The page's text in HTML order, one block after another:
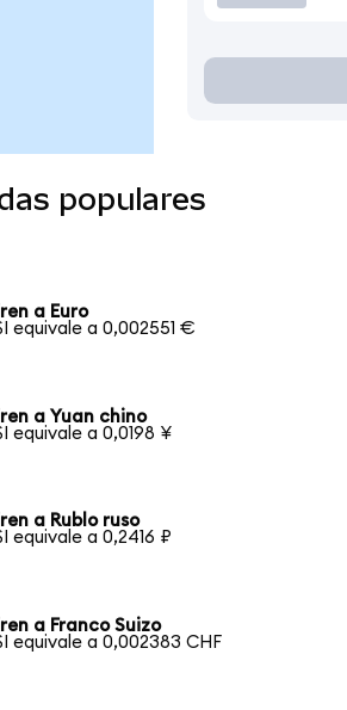
populares
a Euro
equivale a 0,002551 €
a Yuan chino
equivale a 0,0198 ¥
a Rublo ruso
equivale a 0,2416 ₽
a Franco Suizo
equivale a 0,002383 CHF